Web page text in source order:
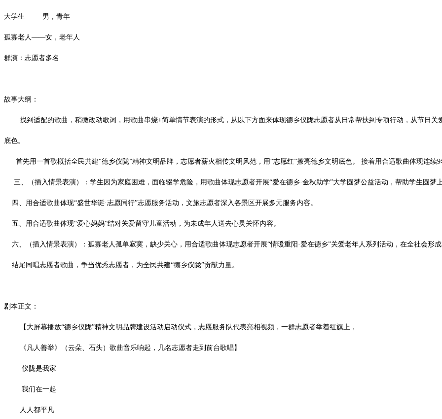
大学生 ——男，青年
孤寡老人——女，老年人
群演：志愿者多名
故事大纲：
找到适配的歌曲，稍微改动歌词，用歌曲串烧+简单情节表演的形式，从以下方面来体现德乡仪陇志愿者从日常帮扶到专项行动，从节日关
底色。
首先用一首歌概括全民共建“德乡仪陇”精神文明品牌，志愿者薪火相传文明风范，用“志愿红”擦亮德乡文明底色。 接着用合适歌曲体现连续9
三、（插入情景表演）：学生因为家庭困难，面临辍学危险，用歌曲体现志愿者开展“爱在德乡·金秋助学”大学圆梦公益活动，帮助学生圆梦上
四、用合适歌曲体现“盛世华诞·志愿同行”志愿服务活动，文旅志愿者深入各景区开展多元服务内容。
五、用合适歌曲体现“爱心妈妈”结对关爱留守儿童活动，为未成年人送去心灵关怀内容。
六、（插入情景表演）：孤寡老人孤单寂寞，缺少关心，用合适歌曲体现志愿者开展“情暖重阳·爱在德乡”关爱老年人系列活动，在全社会形成
结尾同唱志愿者歌曲，争当优秀志愿者，为全民共建“德乡仪陇”贡献力量。
剧本正文：
【大屏幕播放“德乡仪陇”精神文明品牌建设活动启动仪式，志愿服务队代表亮相视频，一群志愿者举着红旗上，
《凡人善举》（云朵、石头）歌曲音乐响起，几名志愿者走到前台歌唱】
仪陇是我家
我们在一起
人人都平凡